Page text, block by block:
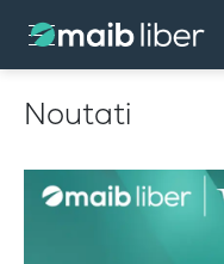
Contact
Devino partener
Noutati